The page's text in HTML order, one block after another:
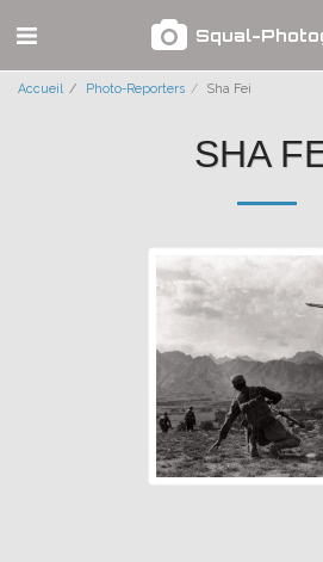
Squal-
Accueil Photo-Reporters Sha Fei
SHA